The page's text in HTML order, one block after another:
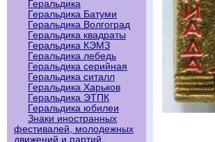
Геральдика
Геральдика Батуми
Геральдика Волгоград
Геральдика квадраты
Геральдика КЭМЗ
Геральдика лебедь
Геральдика серийная
Геральдика ситалл
Геральдика Харьков
Геральдика ЭТПК
Геральдика юбилеи
Знаки иностранных
фестивалей, молодежных
движений и партий.